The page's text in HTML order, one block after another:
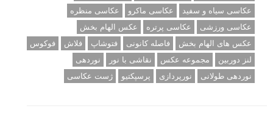
عکاسی سیاه و سفید
عکاسی ماکرو
عکاسی منظره
عکاسی ورزشی
عکاسی پرتره
عکس الهام بخش
عکس های الهام بخش
فاصله کانونی فتوشاپ فلاش
فوکوس
لنز دوربین
مجموعه عکس نقاشی با نور
نوردهی
نوردهی طولانی
نورپردازی پرسپکتیو ژست عکاسی